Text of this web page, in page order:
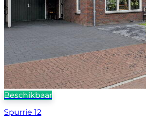
Beschikbaar
Spurrie 12